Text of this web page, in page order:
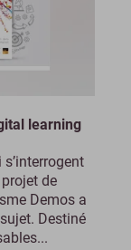
learning
de
Demos a
Destiné